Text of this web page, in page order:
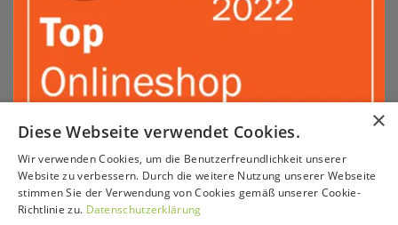
Sepa PayPal Amazon Apple
Pay
Google
Pay
Klarna
MasterCardAmerican
Express
Sofort GiroPay
×
Diese Webseite verwendet Cookies.
Wir verwenden Cookies, um die Benutzerfreundlichkeit unserer
Website zu verbessern. Durch die weitere Nutzung unserer Webseite
stimmen Sie der Verwendung von Cookies gemäß unserer Cookie-
Richtlinie zu. Datenschutzerklärung